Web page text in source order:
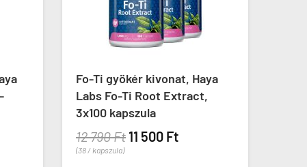
Haya
D3 és K2 1000 IU/45 mcg,
Now Vitamin D-3 & K2, 120
kapszula
5 790 Ft
(48 / kapszula)